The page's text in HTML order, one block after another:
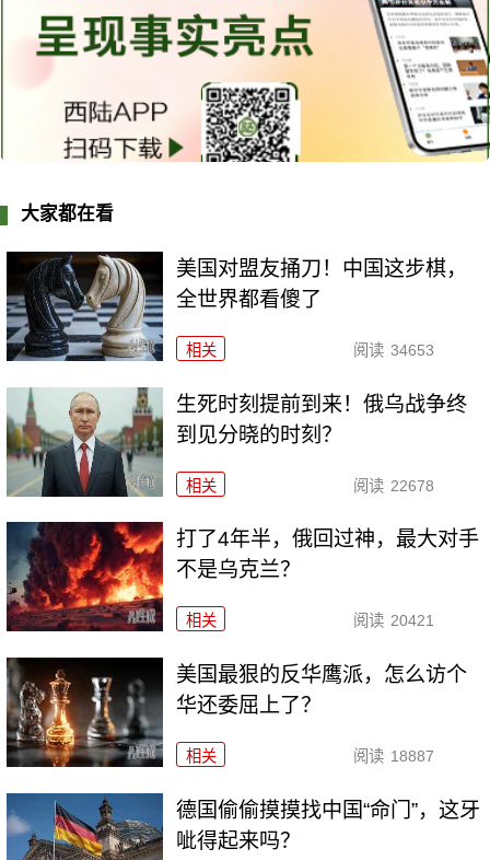
大家都在看
美国对盟友捅刀！中国这步棋，
全世界都看傻了
相关 阅读 34653
生死时刻提前到来！俄乌战争终
到见分晓的时刻？
相关 阅读 22678
打了4年半，俄回过神，最大对手
不是乌克兰？
相关 阅读 20421
美国最狠的反华鹰派，怎么访个
华还委屈上了？
相关 阅读 18887
德国偷偷摸摸找中国“命门”，这牙
呲得起来吗？